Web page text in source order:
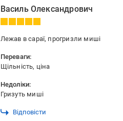
Василь Олександрович
Лежав в сараї, прогризли миші
Переваги:
Щільність, ціна
Недоліки:
Гризуть миші
Відповісти